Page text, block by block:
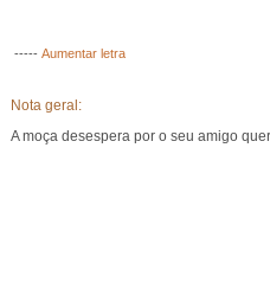
----- Aumentar letra
Nota geral:
A moça desespera por o seu amigo